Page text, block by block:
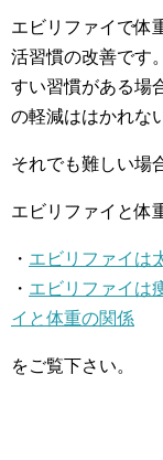
エビリファイで体
活習慣の改善です
すい習慣がある場
の軽減ははかれな
それでも難しい場
エビリファイと体
・ エビリファイは
・ エビリファイは
イと体重の関係
をご覧下さい。